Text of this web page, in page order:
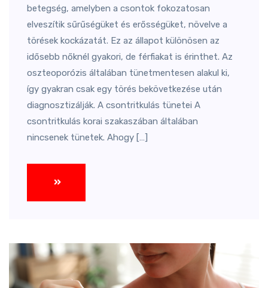
betegség, amelyben a csontok fokozatosan
elveszítik sűrűségüket és erősségüket, növelve a
törések kockázatát. Ez az állapot különösen az
idősebb nőknél gyakori, de férfiakat is érinthet. Az
oszteoporózis általában tünetmentesen alakul ki,
így gyakran csak egy törés bekövetkezése után
diagnosztizálják. A csontritkulás tünetei A
csontritkulás korai szakaszában általában
nincsenek tünetek. Ahogy […]